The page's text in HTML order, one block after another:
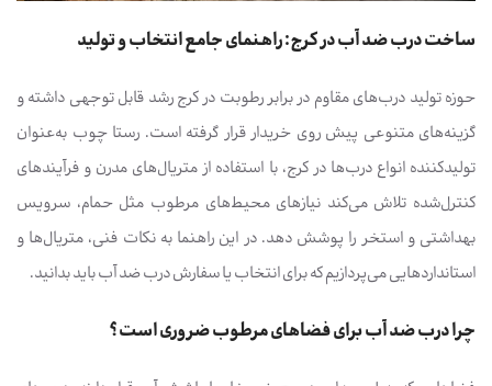
ساخت درب ضد آب در کرج: راهنمای جامع انتخاب و تولید
حوزه تولید درب‌های مقاوم در برابر رطوبت در کرج رشد قابل توجهی داشته و
گزینه‌های متنوعی پیش روی خریدار قرار گرفته است. رستا چوب به‌عنوان
تولیدکننده انواع درب‌ها در کرج، با استفاده از متریال‌های مدرن و فرآیندهای
کنترل‌شده تلاش می‌کند نیازهای محیط‌های مرطوب مثل حمام، سرویس
بهداشتی و استخر را پوشش دهد. در این راهنما به نکات فنی، متریال‌ها و
استانداردهایی می‌پردازیم که برای انتخاب یا سفارش درب ضد آب باید بدانید.
چرا درب ضد آب برای فضاهای مرطوب ضروری است؟